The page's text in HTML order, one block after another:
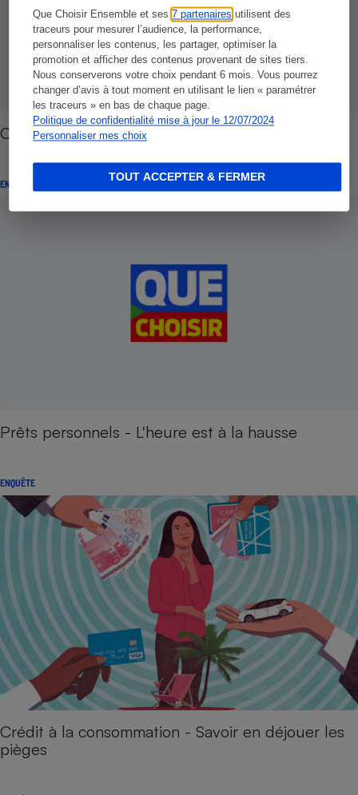
Que Choisir Ensemble et ses7 partenaires utilisent des
traceurs pour mesurer l’audience, la performance,
personnaliser les contenus, les partager, optimiser la
promotion et afficher des contenus provenant de sites tiers.
Nous conserverons votre choix pendant 6 mois. Vous pourrez
changer d’avis à tout moment en utilisant le lien « paramétrer
les traceurs » en bas de chaque page.
Politique de confidentialité mise à jour le 12/07/2024
Personnaliser mes choix
TOUT ACCEPTER & FERMER
Crédit revolving - Les mauvais coûts
ENQUÊTE
Prêts personnels - L'heure est à la hausse
ENQUÊTE
Crédit à la consommation - Savoir en déjouer les
pièges